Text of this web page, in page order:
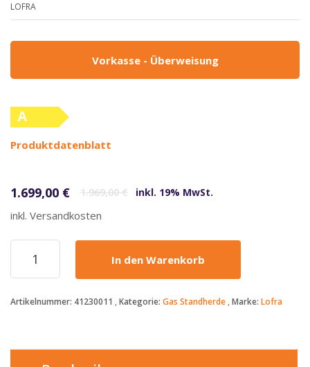
LOFRA
Vorkasse - Überweisung
A
Produktdatenblatt
1.969,00€
1.699,00 € inkl. 19% MwSt.
inkl. Versandkosten
Lofra
Maxima
1699€
-
Gasherd
In den Warenkorb
Artikelnummer: 41230011 Kategorie: Gas Standherde Marke: Lofra